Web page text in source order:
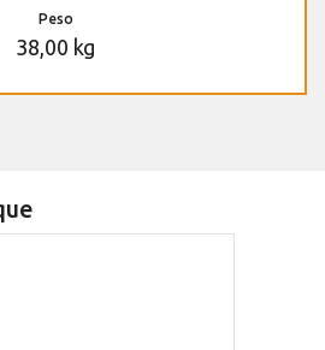
Peso
38,00 kg